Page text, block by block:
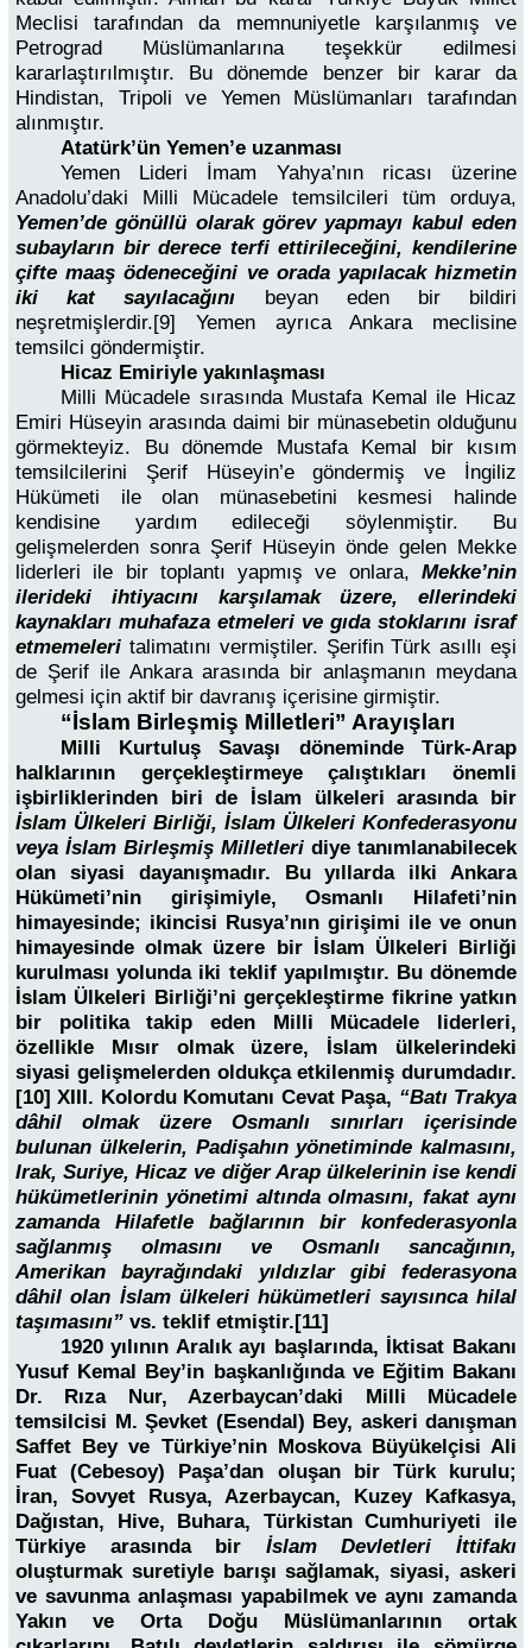
Meclisi tarafından da memnuniyetle karşılanmış ve
Petrograd Müslümanlarına teşekkür edilmesi
kararlaştırılmıştır. Bu dönemde benzer bir karar da
Hindistan, Tripoli ve Yemen Müslümanları tarafından
alınmıştır.
Atatürk’ün Yemen’e uzanması
Yemen Lideri İmam Yahya’nın ricası üzerine
Anadolu’daki Milli Mücadele temsilcileri tüm orduya,
Yemen’de gönüllü olarak görev yapmayı kabul eden
subayların bir derece terfi ettirileceğini, kendilerine
çifte maaş ödeneceğini ve orada yapılacak hizmetin
iki kat sayılacağını beyan eden bir bildiri
neşretmişlerdir.[9] Yemen ayrıca Ankara meclisine
temsilci göndermiştir.
Hicaz Emiriyle yakınlaşması
Milli Mücadele sırasında Mustafa Kemal ile Hicaz
Emiri Hüseyin arasında daimi bir münasebetin olduğunu
görmekteyiz. Bu dönemde Mustafa Kemal bir kısım
temsilcilerini Şerif Hüseyin’e göndermiş ve İngiliz
Hükümeti ile olan münasebetini kesmesi halinde
kendisine yardım edileceği söylenmiştir. Bu
gelişmelerden sonra Şerif Hüseyin önde gelen Mekke
liderleri ile bir toplantı yapmış ve onlara, Mekke’nin
ilerideki ihtiyacını karşılamak üzere, ellerindeki
kaynakları muhafaza etmeleri ve gıda stoklarını israf
etmemeleri talimatını vermiştiler. Şerifin Türk asıllı eşi
de Şerif ile Ankara arasında bir anlaşmanın meydana
gelmesi için aktif bir davranış içerisine girmiştir.
“İslam Birleşmiş Milletleri” Arayışları
Milli Kurtuluş Savaşı döneminde Türk-Arap
halklarının gerçekleştirmeye çalıştıkları önemli
işbirliklerinden biri de İslam ülkeleri arasında bir
İslam Ülkeleri Birliği, İslam Ülkeleri Konfederasyonu
veya İslam Birleşmiş Milletleri diye tanımlanabilecek
olan siyasi dayanışmadır. Bu yıllarda ilki Ankara
Hükümeti’nin girişimiyle, Osmanlı Hilafeti’nin
himayesinde; ikincisi Rusya’nın girişimi ile ve onun
himayesinde olmak üzere bir İslam Ülkeleri Birliği
kurulması yolunda iki teklif yapılmıştır. Bu dönemde
İslam Ülkeleri Birliği’ni gerçekleştirme fikrine yatkın
bir politika takip eden Milli Mücadele liderleri,
özellikle Mısır olmak üzere, İslam ülkelerindeki
siyasi gelişmelerden oldukça etkilenmiş durumdadır.
[10] XIII. Kolordu Komutanı Cevat Paşa, “Batı Trakya
dâhil olmak üzere Osmanlı sınırları içerisinde
bulunan ülkelerin, Padişahın yönetiminde kalmasını,
Irak, Suriye, Hicaz ve diğer Arap ülkelerinin ise kendi
hükümetlerinin yönetimi altında olmasını, fakat aynı
zamanda Hilafetle bağlarının bir konfederasyonla
sağlanmış olmasını ve Osmanlı sancağının,
Amerikan bayrağındaki yıldızlar gibi federasyona
dâhil olan İslam ülkeleri hükümetleri sayısınca hilal
taşımasını” vs. teklif etmiştir.[11]
1920 yılının Aralık ayı başlarında, İktisat Bakanı
Yusuf Kemal Bey’in başkanlığında ve Eğitim Bakanı
Dr. Rıza Nur, Azerbaycan’daki Milli Mücadele
temsilcisi M. Şevket (Esendal) Bey, askeri danışman
Saffet Bey ve Türkiye’nin Moskova Büyükelçisi Ali
Fuat (Cebesoy) Paşa’dan oluşan bir Türk kurulu;
İran, Sovyet Rusya, Azerbaycan, Kuzey Kafkasya,
Dağıstan, Hive, Buhara, Türkistan Cumhuriyeti ile
Türkiye arasında bir İslam Devletleri İttifakı
oluşturmak suretiyle barışı sağlamak, siyasi, askeri
ve savunma anlaşması yapabilmek ve aynı zamanda
Yakın ve Orta Doğu Müslümanlarının ortak